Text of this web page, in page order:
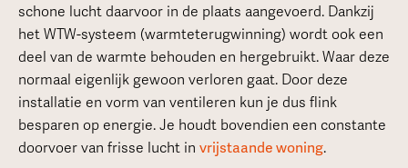
schone lucht daarvoor in de plaats aangevoerd. Dankzij
het WTW-systeem (warmteterugwinning) wordt ook een
deel van de warmte behouden en hergebruikt. Waar deze
normaal eigenlijk gewoon verloren gaat. Door deze
installatie en vorm van ventileren kun je dus flink
besparen op energie. Je houdt bovendien een constante
doorvoer van frisse lucht in vrijstaande woning.